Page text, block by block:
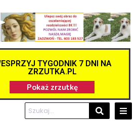
narzędzi
TYGODNIK 7 DNI NA
ZRZUTKA.PL